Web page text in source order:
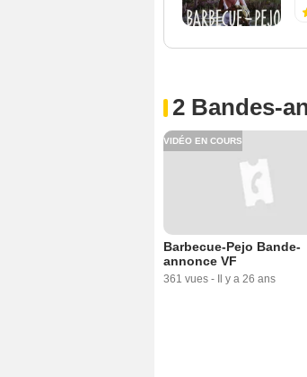
2 Bandes-
VIDÉO EN COURS
Barbecue-Pejo Bande-
annonce VF
361 vues - Il y a 26 ans